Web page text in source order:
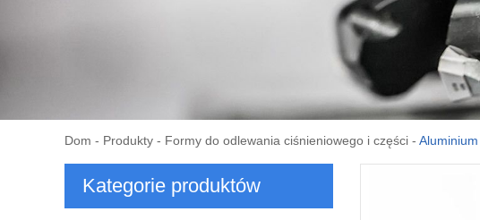
Dom - Produkty - Formy do odlewania ciśnieniowego i części -
Kategorie produktów